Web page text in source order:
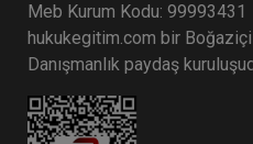
Meb Kurum Kodu: 99993431
hukukegitim.com bir
Danışmanlık paydaş